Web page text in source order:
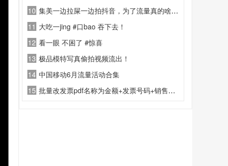
10 集美一边拉屎一边拍抖音，为了流量真的啥主意都能想
11 大吃一jing #口bao 吞下去！
12 看一眼 不困了 #惊喜
13 极品模特写真偷拍视频流出！
14 中国移动6月流量活动合集
15 批量改发票pdf名称为金额+发票号码+销售方工具V5